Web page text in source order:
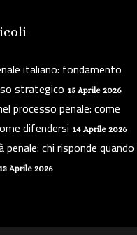
italiano: fondamento
strategico 15 Aprile 2026
processo penale: come
difendersi 14 Aprile 2026
chi risponde quando
13 Aprile 2026